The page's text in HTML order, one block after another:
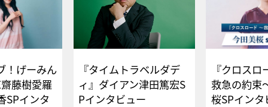
！げーみん
藤樹愛羅
SPインタ
『タイムトラベルダデ
ィ』ダイアン津田篤宏S
Pインタビュー
『クロス
救急の約束
桜SPイ